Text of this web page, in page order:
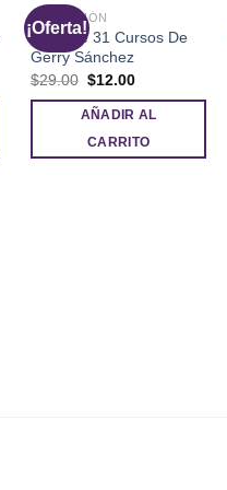
¡Oferta!
SEDUCCIÓN
Pack De 31 Cursos De
Gerry Sánchez
$29.00 El
original
era:
$29.00.
$12.00El
actual
es:
$12.00.
AÑADIR AL
CARRITO